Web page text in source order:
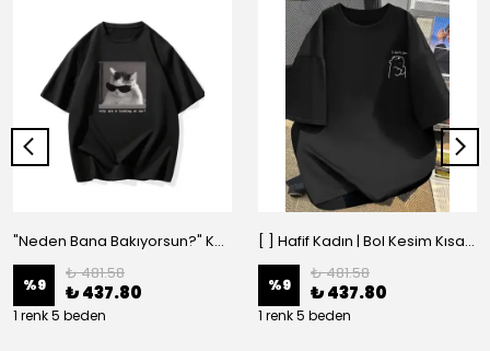
"Neden Bana Bakıyorsun?" Komik Kedi Grafik Tişört - Dijital Baskılı Siyah Bol - Siyah
%9
₺ 481.58
₺ 437.80
1 renk 5 beden
[ ] Hafif Kadın | Bol Kesim Kısa Kollu Yuvarlak Yaka Eğlenceli Karikatür Ayı ve - Siyah
%9
₺ 481.58
₺ 437.80
1 renk 5 beden